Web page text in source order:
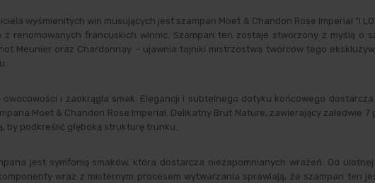
wyśmienitych win musujących jest szampan Moet & Chandon Rose Imperial "I
renomowanych francuskich winnic. Szampan ten zostaje stworzony z myślą o
Meunier oraz Chardonnay – ujawnia tajniki mistrzostwa twórców tego
i zaokrągla smak. Elegancji i subtelnego dotyku końcowego dostarcza
Moet & Chandon Rose Imperial. Delikatny Brut Nature, zawierający zaledwie
by podkreślić głęboką strukturę trunku.
jest symfonią smaków, która dostarcza niezapomnianych wrażeń. Od
wraz z misternym procesem wytwarzania sprawiają, że szampan ten